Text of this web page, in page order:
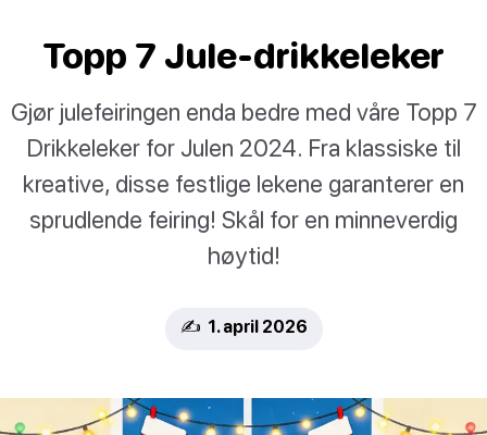
Topp 7 Jule-drikkeleker
Gjør julefeiringen enda bedre med våre Topp 7
Drikkeleker for Julen 2024. Fra klassiske til
kreative, disse festlige lekene garanterer en
sprudlende feiring! Skål for en minneverdig
høytid!
✍️ 1. april 2026